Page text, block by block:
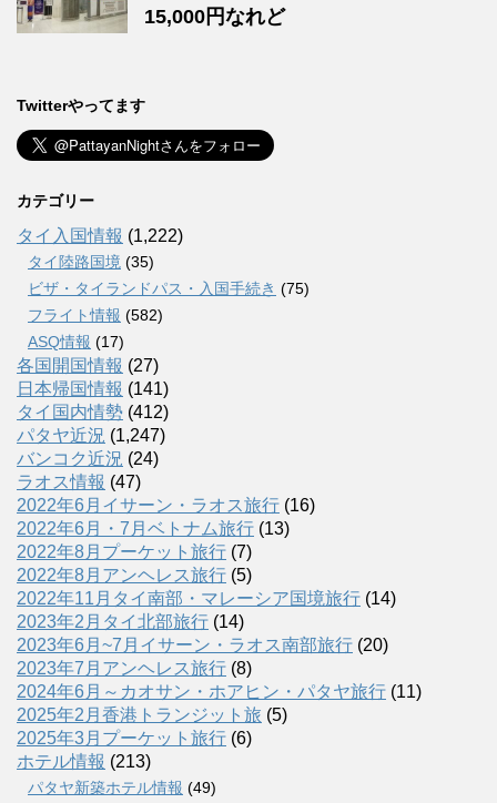
15,000円なれど
Twitterやってます
カテゴリー
タイ入国情報 (1,222)
タイ陸路国境 (35)
ビザ・タイランドパス・入国手続き (75)
フライト情報 (582)
ASQ情報 (17)
各国開国情報 (27)
日本帰国情報 (141)
タイ国内情勢 (412)
パタヤ近況 (1,247)
バンコク近況 (24)
ラオス情報 (47)
2022年6月イサーン・ラオス旅行 (16)
2022年6月・7月ベトナム旅行 (13)
2022年8月プーケット旅行 (7)
2022年8月アンヘレス旅行 (5)
2022年11月タイ南部・マレーシア国境旅行 (14)
2023年2月タイ北部旅行 (14)
2023年6月~7月イサーン・ラオス南部旅行 (20)
2023年7月アンヘレス旅行 (8)
2024年6月～カオサン・ホアヒン・パタヤ旅行 (11)
2025年2月香港トランジット旅 (5)
2025年3月プーケット旅行 (6)
ホテル情報 (213)
パタヤ新築ホテル情報 (49)